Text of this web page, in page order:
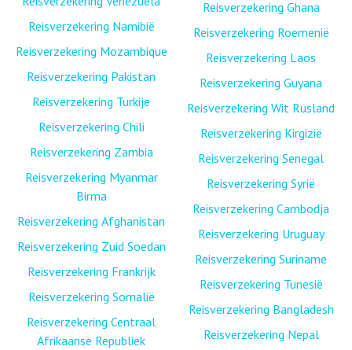
Reisverzekering Namibië
Reisverzekering Mozambique
Reisverzekering Pakistan
Reisverzekering Turkije
Reisverzekering Chili
Reisverzekering Zambia
Reisverzekering Myanmar
Birma
Reisverzekering Afghanistan
Reisverzekering Zuid Soedan
Reisverzekering Frankrijk
Reisverzekering Somalië
Reisverzekering Centraal
Afrikaanse Republiek
Reisverzekering Ghana
Reisverzekering Roemenië
Reisverzekering Laos
Reisverzekering Guyana
Reisverzekering Wit Rusland
Reisverzekering Kirgizië
Reisverzekering Senegal
Reisverzekering Syrië
Reisverzekering Cambodja
Reisverzekering Uruguay
Reisverzekering Suriname
Reisverzekering Tunesië
Reisverzekering Bangladesh
Reisverzekering Nepal